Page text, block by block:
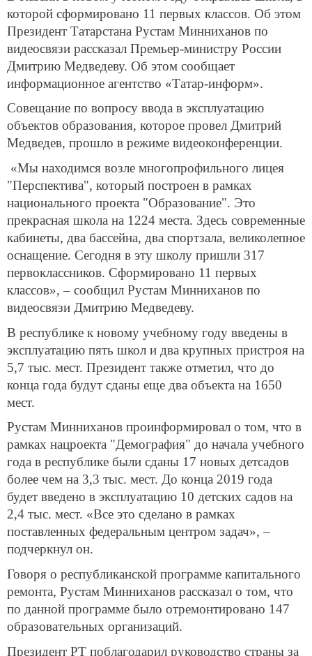
которой сформировано 11 первых классов. Об этом
Президент Татарстана Рустам Минниханов по
видеосвязи рассказал Премьер-министру России
Дмитрию Медведеву. Об этом сообщает
информационное агентство «Татар-информ».
Совещание по вопросу ввода в эксплуатацию
объектов образования, которое провел Дмитрий
Медведев, прошло в режиме видеоконференции.
«Мы находимся возле многопрофильного лицея
"Перспектива", который построен в рамках
национального проекта "Образование". Это
прекрасная школа на 1224 места. Здесь современные
кабинеты, два бассейна, два спортзала, великолепное
оснащение. Сегодня в эту школу пришли 317
первоклассников. Сформировано 11 первых
классов», – сообщил Рустам Минниханов по
видеосвязи Дмитрию Медведеву.
В республике к новому учебному году введены в
эксплуатацию пять школ и два крупных пристроя на
5,7 тыс. мест. Президент также отметил, что до
конца года будут сданы еще два объекта на 1650
мест.
Рустам Минниханов проинформировал о том, что в
рамках нацроекта "Демография" до начала учебного
года в республике были сданы 17 новых детсадов
более чем на 3,3 тыс. мест. До конца 2019 года
будет введено в эксплуатацию 10 детских садов на
2,4 тыс. мест. «Все это сделано в рамках
поставленных федеральным центром задач», –
подчеркнул он.
Говоря о республиканской программе капитального
ремонта, Рустам Минниханов рассказал о том, что
по данной программе было отремонтировано 147
образовательных организаций.
Президент РТ поблагодарил руководство страны за